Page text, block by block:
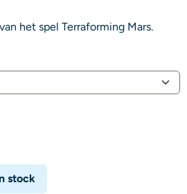
het spel Terraforming Mars.
stock